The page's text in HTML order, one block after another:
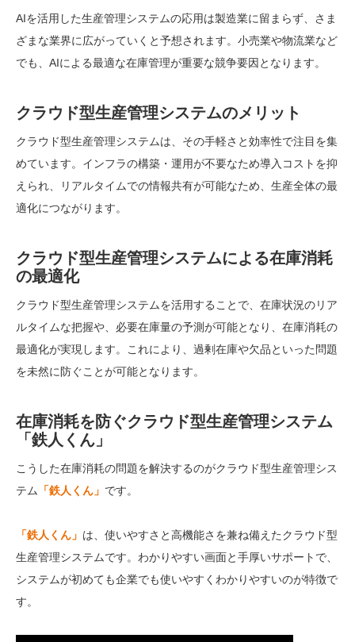
AIを活用した生産管理システムの応用は製造業に留まらず、さま
ざまな業界に広がっていくと予想されます。小売業や物流業など
でも、AIによる最適な在庫管理が重要な競争要因となります。
クラウド型生産管理システムのメリット
クラウド型生産管理システムは、その手軽さと効率性で注目を集
めています。インフラの構築・運用が不要なため導入コストを抑
えられ、リアルタイムでの情報共有が可能なため、生産全体の最
適化につながります。
クラウド型生産管理システムによる在庫消耗
の最適化
クラウド型生産管理システムを活用することで、在庫状況のリア
ルタイムな把握や、必要在庫量の予測が可能となり、在庫消耗の
最適化が実現します。これにより、過剰在庫や欠品といった問題
を未然に防ぐことが可能となります。
在庫消耗を防ぐクラウド型生産管理システム
「鉄人くん」
こうした在庫消耗の問題を解決するのがクラウド型生産管理シス
テム
「鉄人くん」 です。
「鉄人くん」 は、使いやすさと高機能さを兼ね備えたクラウド型
生産管理システムです。わかりやすい画面と手厚いサポートで、
システムが初めても企業でも使いやすくわかりやすいのが特徴で
す。